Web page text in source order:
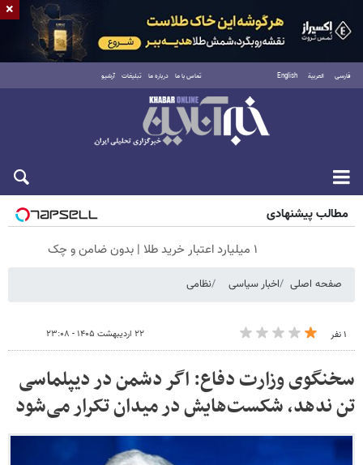
فارسی العربية English تماس با ما درباره ما تبلیغات آرشیو
جمعه ۱۶ مرداد ۱۴۰۵
مطالب پیشنهادی
۱ میلیارد اعتبار خرید طلا | بدون ضامن و چک
صفحه اصلی اخبار سیاسی نظامی
۱ نفر ۲۲ اردیبهشت ۱۴۰۵ - ۲۳:۰۸
سخنگوی وزارت دفاع: اگر دشمن در دیپلماسی
تن ندهد، شکست‌هایش در میدان تکرار می‌شود
×